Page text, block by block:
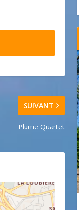
SUIVANT
Plume Quartet